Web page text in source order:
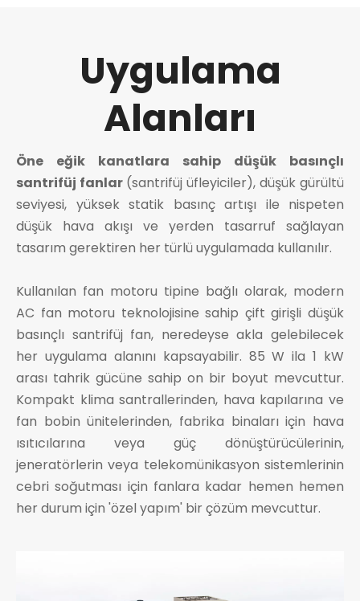
Uygulama
Alanları
Öne eğik kanatlara sahip düşük basınçlı
santrifüj fanlar (santrifüj üfleyiciler), düşük gürültü
seviyesi, yüksek statik basınç artışı ile nispeten
düşük hava akışı ve yerden tasarruf sağlayan
tasarım gerektiren her türlü uygulamada kullanılır.
Kullanılan fan motoru tipine bağlı olarak, modern
AC fan motoru teknolojisine sahip çift girişli düşük
basınçlı santrifüj fan, neredeyse akla gelebilecek
her uygulama alanını kapsayabilir. 85 W ila 1 kW
arası tahrik gücüne sahip on bir boyut mevcuttur.
Kompakt klima santrallerinden, hava kapılarına ve
fan bobin ünitelerinden, fabrika binaları için hava
ısıtıcılarına veya güç dönüştürücülerinin,
jeneratörlerin veya telekomünikasyon sistemlerinin
cebri soğutması için fanlara kadar hemen hemen
her durum için 'özel yapım' bir çözüm mevcuttur.